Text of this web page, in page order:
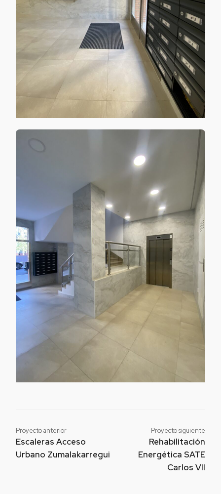
Proyecto anterior
Escaleras Acceso
Urbano Zumalakarregui
Proyecto siguiente
Rehabilitación
Energética SATE
Carlos VII